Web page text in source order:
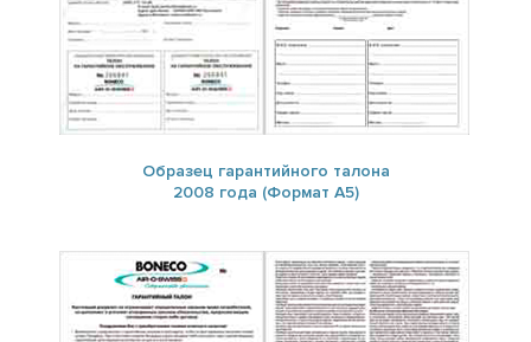
Образец гарантийного талона
2008 года (Формат А5)